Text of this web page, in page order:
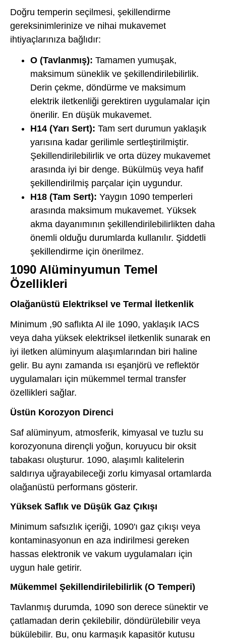
Doğru temperin seçilmesi, şekillendirme
gereksinimlerinize ve nihai mukavemet
ihtiyaçlarınıza bağlıdır:
O (Tavlanmış): Tamamen yumuşak,
maksimum süneklik ve şekillendirilebilirlik.
Derin çekme, döndürme ve maksimum
elektrik iletkenliği gerektiren uygulamalar için
önerilir. En düşük mukavemet.
H14 (Yarı Sert): Tam sert durumun yaklaşık
yarısına kadar gerilimle sertleştirilmiştir.
Şekillendirilebilirlik ve orta düzey mukavemet
arasında iyi bir denge. Bükülmüş veya hafif
şekillendirilmiş parçalar için uygundur.
H18 (Tam Sert): Yaygın 1090 temperleri
arasında maksimum mukavemet. Yüksek
akma dayanımının şekillendirilebilirlikten daha
önemli olduğu durumlarda kullanılır. Şiddetli
şekillendirme için önerilmez.
1090 Alüminyumun Temel
Özellikleri
Olağanüstü Elektriksel ve Termal İletkenlik
Minimum ,90 saflıkta Al ile 1090, yaklaşık IACS
veya daha yüksek elektriksel iletkenlik sunarak en
iyi iletken alüminyum alaşımlarından biri haline
gelir. Bu aynı zamanda ısı eşanjörü ve reflektör
uygulamaları için mükemmel termal transfer
özellikleri sağlar.
Üstün Korozyon Direnci
Saf alüminyum, atmosferik, kimyasal ve tuzlu su
korozyonuna dirençli yoğun, koruyucu bir oksit
tabakası oluşturur. 1090, alaşımlı kalitelerin
saldırıya uğrayabileceği zorlu kimyasal ortamlarda
olağanüstü performans gösterir.
Yüksek Saflık ve Düşük Gaz Çıkışı
Minimum safsızlık içeriği, 1090'ı gaz çıkışı veya
kontaminasyonun en aza indirilmesi gereken
hassas elektronik ve vakum uygulamaları için
uygun hale getirir.
Mükemmel Şekillendirilebilirlik (O Temperi)
Tavlanmış durumda, 1090 son derece sünektir ve
çatlamadan derin çekilebilir, döndürülebilir veya
bükülebilir. Bu, onu karmaşık kapasitör kutusu